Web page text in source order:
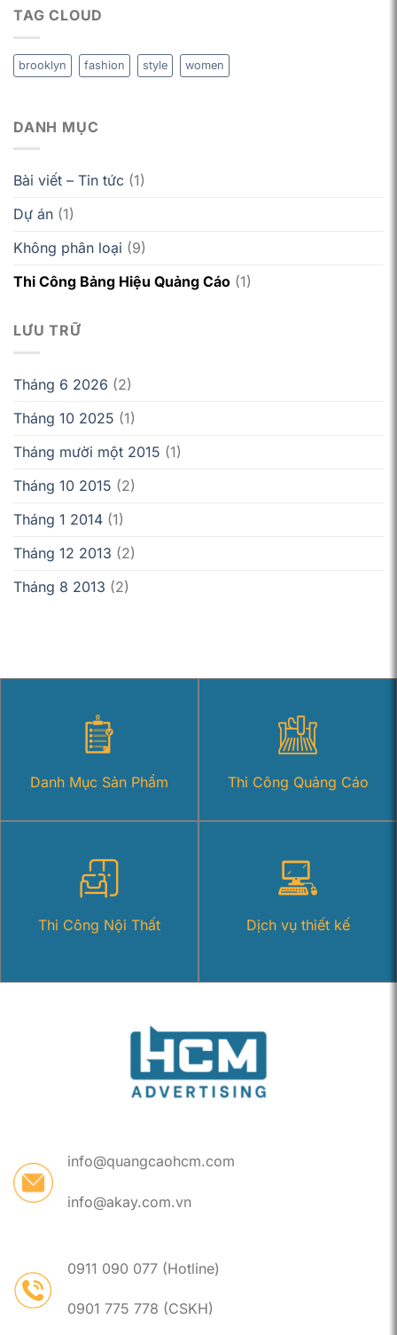
TAG CLOUD
brooklyn fashion style women
DANH MỤC
Bài viết – Tin tức (1)
Dự án (1)
Không phân loại (9)
Thi Công Bảng Hiệu Quảng Cáo (1)
LƯU TRỮ
Tháng 6 2026 (2)
Tháng 10 2025 (1)
Tháng mười một 2015 (1)
Tháng 10 2015 (2)
Tháng 1 2014 (1)
Tháng 12 2013 (2)
Tháng 8 2013 (2)
Danh Mục Sản Phẩm Thi Công Quảng Cáo
Thi Công Nội Thất Dịch vụ thiết kế
info@quangcaohcm.com
info@akay.com.vn
0911 090 077 (Hotline)
0901 775 778 (CSKH)